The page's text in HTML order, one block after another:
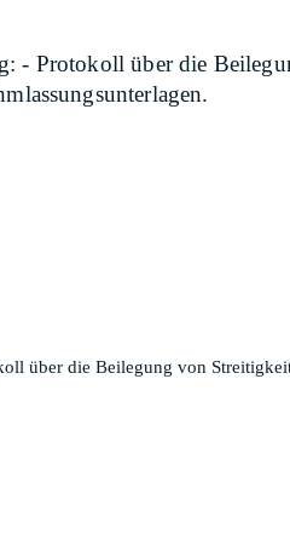
- Protokoll über die
über die Beilegung von